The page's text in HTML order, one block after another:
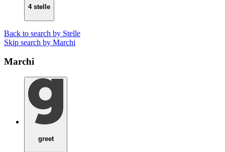
4 stelle
Back to search by Stelle
Skip search by Marchi
Marchi
greet